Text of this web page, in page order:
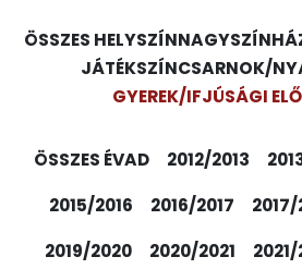
ÖSSZES HELYSZÍN
JÁTÉKSZÍNCSARNOK/
GYEREK/IFJÚSÁGI
ÖSSZES ÉVAD 2012/2013
2015/2016
2016/2017 2017/
2019/2020
2020/2021